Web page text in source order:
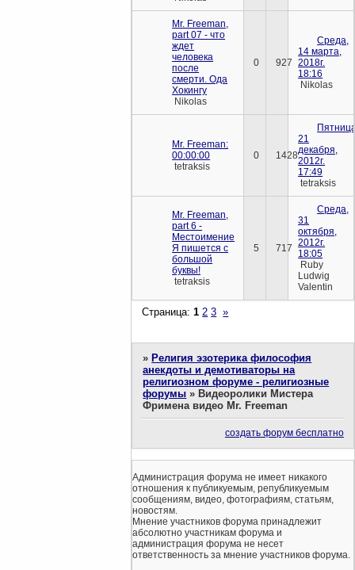
Mr. Freeman,
part 07 - что
ждет
человека
после
смерти. Ода
Хокингу
Nikolas
0 927
Среда,
14 марта,
2018г.
18:16
Nikolas
Mr. Freeman:
00:00:00
tetraksis
0 1428
21
декабря,
2012г.
17:49
tetraksis
Mr. Freeman,
part 6 -
Местоимение
Я пишется с
большой
буквы!
tetraksis
5 717
Среда,
31
октября,
2012г.
18:05
Ruby
Ludwig
Valentin
Страница:1 2 3 »
»Религия эзотерика философия
анекдоты и демотиваторы на
религиозном форуме - религиозные
форумы »Видеоролики Мистера
Фримена видео Mr. Freeman
создать форум бесплатно
Администрация форума не имеет никакого
отношения к публикуемым, републикуемым
сообщениям, видео, фотографиям, статьям,
новостям.
Мнение участников форума принадлежит
абсолютно участникам форума и
администрация форума не несет
ответственность за мнение участников форума.